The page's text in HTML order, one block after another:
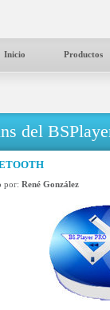
Inicio Productos
del
por: René González